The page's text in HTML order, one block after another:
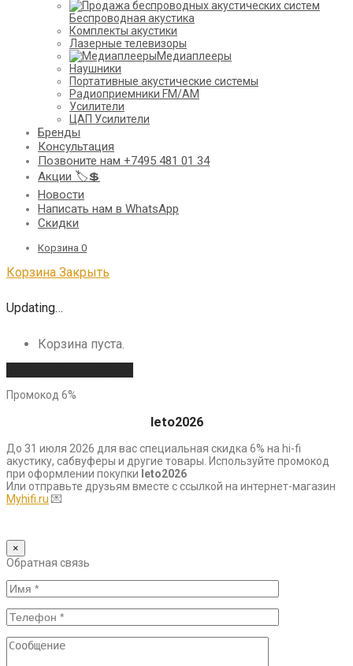
Беспроводная акустика
Комплекты акустики
Лазерные телевизоры
Медиаплееры
Наушники
Портативные акустические системы
Радиоприемники FM/AM
Усилители
ЦАП Усилители
Бренды
Консультация
Позвоните нам +7495 481 01 34
Акции 🏷️💲
Новости
Написать нам в WhatsApp
Скидки
Корзина 0
Корзина Закрыть
Updating…
Корзина пуста.
Промокод 6%
leto2026
До 31 июля 2026 для вас специальная скидка 6% на hi-fi
акустику, сабвуферы и другие товары. Используйте промокод
при оформлении покупки leto2026
Или отправьте друзьям вместе с ссылкой на интернет-магазин
Myhifi.ru 💌
×
Обратная связь